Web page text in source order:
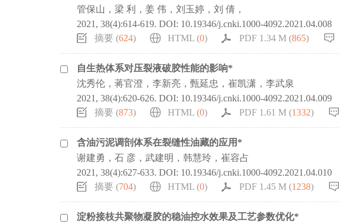
管保山，梁 利，姜 伟，刘玉婷，刘 倩，
2021, 38(4):614-619. DOI: 10.19346/j.cnki.1000-4092.2021.04.008
摘要 (624) HTML (0) PDF 1.34 M (865)
自生热体系对压裂液破胶性能的影响*
沈秀伦，蒋官澄，李新亮，甄延忠，崔凯潇，李武泉
2021, 38(4):620-626. DOI: 10.19346/j.cnki.1000-4092.2021.04.009
摘要 (873) HTML (0) PDF 1.61 M (1332)
含油污泥调剖体系在裂缝性油藏的应用*
谢建勇，石 彦，武建明，韩慧玲，崔容占
2021, 38(4):627-633. DOI: 10.19346/j.cnki.1000-4092.2021.04.010
摘要 (704) HTML (0) PDF 1.45 M (1238)
淀粉接枝共聚物凝胶的稳油控水效果及工艺参数优化*